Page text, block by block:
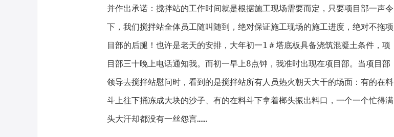
并作出承诺：搅拌站的工作时间就是根据施工现场需要而定，只要项目部一声令
下，我们搅拌站全体员工随叫随到，绝对保证施工现场的施工进度，绝对不拖项
目部的后腿！也许是老天的安排，大年初一1＃塔底板具备浇筑混凝土条件，项
目部三十晚上电话通知我。而初一早上8点钟，我准时出现在项目部。当项目部
领导去搅拌站慰问时，看到的是搅拌站所有人员热火朝天大干的场面：有的在料
斗上往下捅冻成大块的沙子、有的在料斗下拿着榔头振出料口，一个一个忙得满
头大汗却都没有一丝怨言……